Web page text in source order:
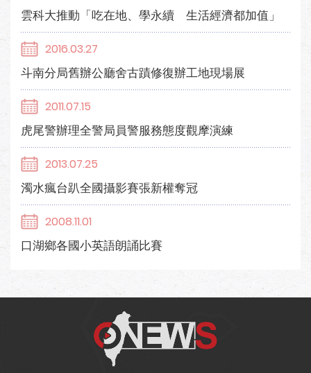
雲科大推動「吃在地、學永續 生活經濟都加值」
2016.03.27
斗南分局舊辦公廳舍古蹟修復辦工地現場展
2011.07.15
虎尾警辦理全警局員警服務態度觀摩演練
2013.07.25
濁水瘋台趴全國攝影賽張新權奪冠
2008.11.01
口湖鄉各國小英語朗誦比賽